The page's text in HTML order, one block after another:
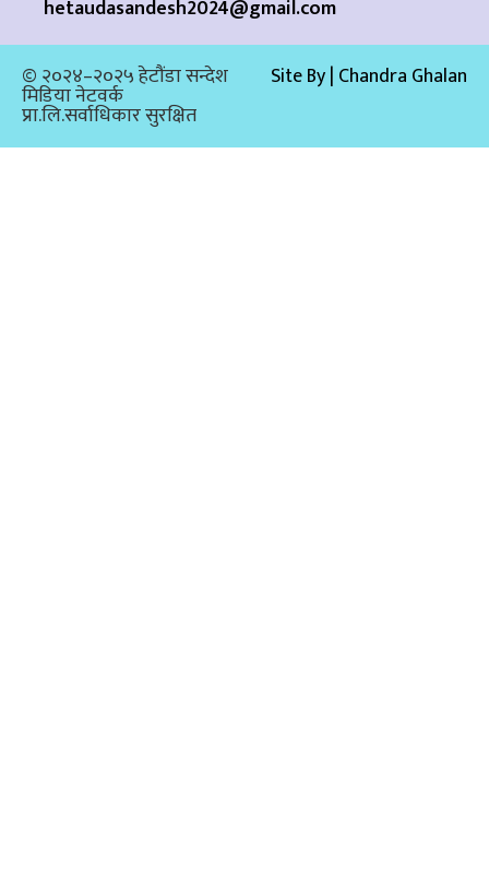
hetaudasandesh2024@gmail.com
© २०२४–२०२५ हेटौंडा सन्देश
मिडिया नेटवर्क
प्रा.लि.सर्वाधिकार सुरक्षित​
Site By | Chandra Ghalan